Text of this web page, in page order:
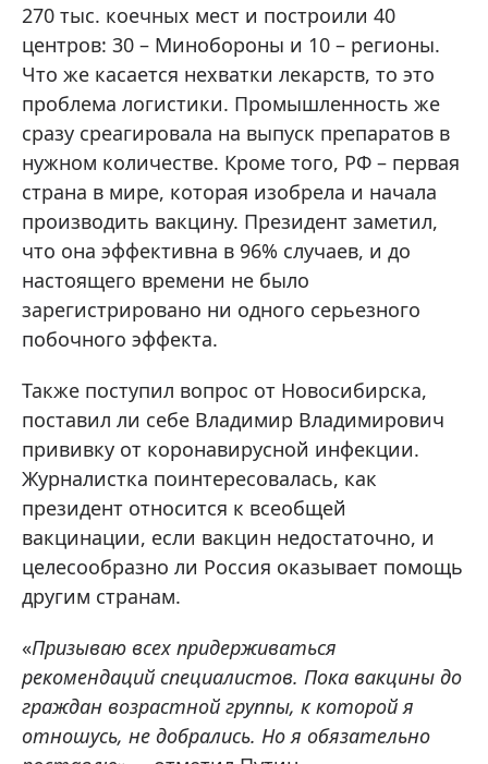
270 тыс. коечных мест и построили 40
центров: 30 – Минобороны и 10 – регионы.
Что же касается нехватки лекарств, то это
проблема логистики. Промышленность же
сразу среагировала на выпуск препаратов в
нужном количестве. Кроме того, РФ – первая
страна в мире, которая изобрела и начала
производить вакцину. Президент заметил,
что она эффективна в 96% случаев, и до
настоящего времени не было
зарегистрировано ни одного серьезного
побочного эффекта.
Также поступил вопрос от Новосибирска,
поставил ли себе Владимир Владимирович
прививку от коронавирусной инфекции.
Журналистка поинтересовалась, как
президент относится к всеобщей
вакцинации, если вакцин недостаточно, и
целесообразно ли Россия оказывает помощь
другим странам.
«Призываю всех придерживаться
рекомендаций специалистов. Пока вакцины до
граждан возрастной группы, к которой я
отношусь, не добрались. Но я обязательно